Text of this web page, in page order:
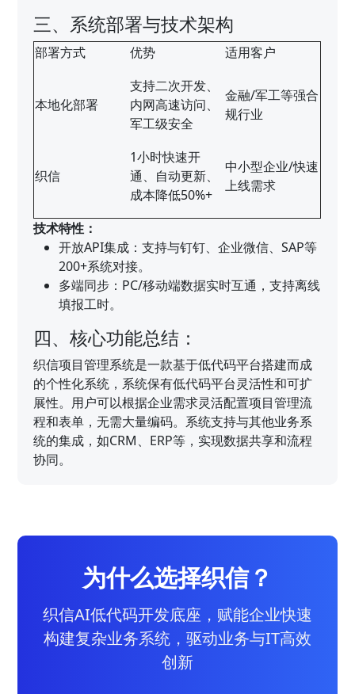
三、系统部署与技术架构
部署方式 优势 适用客户
本地化部署
支持二次开发、
内网高速访问、
军工级安全
金融/军工等强合
规行业
织信
1小时快速开
通、自动更新、
成本降低50%+
中小型企业/快速
上线需求
技术特性：
开放API集成：支持与钉钉、企业微信、SAP等
200+系统对接。
多端同步：PC/移动端数据实时互通，支持离线
填报工时。
四、核心功能总结：
织信项目管理系统是一款基于低代码平台搭建而成
的个性化系统，系统保有低代码平台灵活性和可扩
展性。用户可以根据企业需求灵活配置项目管理流
程和表单，无需大量编码。系统支持与其他业务系
统的集成，如CRM、ERP等，实现数据共享和流程
协同。
为什么选择织信？
织信AI低代码开发底座，赋能企业快速
构建复杂业务系统，驱动业务与IT高效
创新